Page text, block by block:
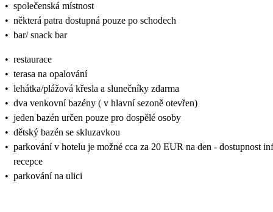
• společenská místnost
• některá patra dostupná pouze po schodech
• bar/ snack bar
• restaurace
• terasa na opalování
• lehátka/plážová křesla a slunečníky zdarma
• dva venkovní bazény ( v hlavní sezoně otevřen)
• jeden bazén určen pouze pro dospělé osoby
• dětský bazén se skluzavkou
• parkování v hotelu je možné cca za 20 EUR na den - dostupnost
recepce
• parkování na ulici